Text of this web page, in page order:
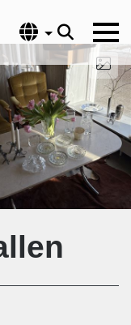
Språk